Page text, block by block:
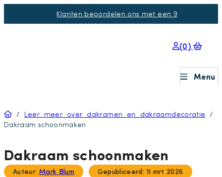
Klanten beoordelen ons met een 9
(0)
Menu
Home
/ Leer meer over dakramen en dakraamdecoratie /
Dakraam schoonmaken
Dakraam schoonmaken
Auteur: Mark Blum
Gepubliceerd: 11 mrt 2026